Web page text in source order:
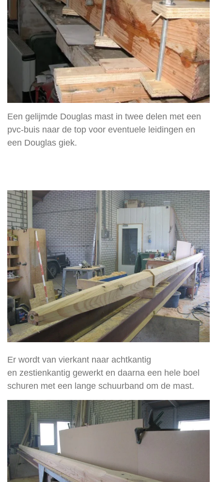
Een gelijmde Douglas mast in twee delen met een
pvc-buis naar de top voor eventuele leidingen en
een Douglas giek.
Er wordt van vierkant naar achtkantig
en zestienkantig gewerkt en daarna een hele boel
schuren met een lange schuurband om de mast.